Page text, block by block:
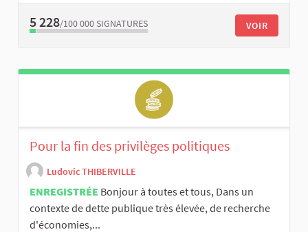
5 228/100 000 SIGNATURES VOIR
Pour la fin des privilèges politiques
Ludovic THIBERVILLE
ENREGISTRÉE Bonjour à toutes et tous, Dans un
contexte de dette publique très élevée, de recherche
d'économies,...